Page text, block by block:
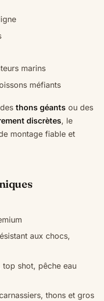
marins
méfiants
thons géants ou des
discrètes, le
montage fiable et
aux chocs,
top shot, pêche eau
thons et gros